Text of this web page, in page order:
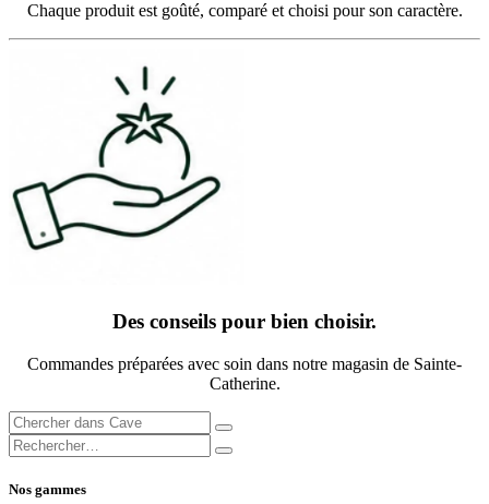
Chaque produit est goûté, comparé et choisi pour son caractère.
Des conseils pour bien choisir.
Commandes préparées avec soin dans notre magasin de Sainte-
Catherine.
Nos gammes